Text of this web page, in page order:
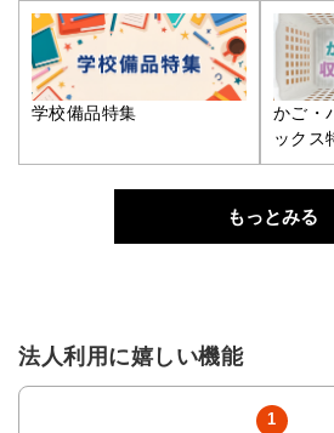
学校備品特集
かご・
ックス
もっとみる
法人利用に嬉しい機能